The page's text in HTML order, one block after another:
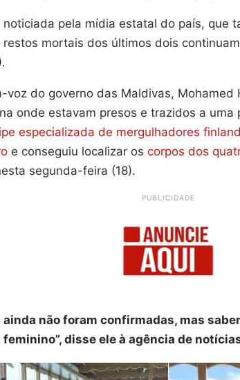
pela mídia estatal do país, que
restos mortais dos últimos dois
voz do governo das Maldivas, Mohamed
onde estavam presos e trazidos a
especializada de mergulhadores
e conseguiu localizar os corpos dos
segunda-feira (18).
PUBLICIDADE
ainda não foram confirmadas, mas
disse ele à agência de